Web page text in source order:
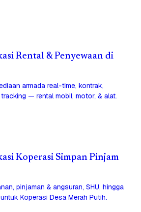
Rental & Penyewaan di
armada real-time, kontrak,
— rental mobil, motor, & alat.
Koperasi Simpan Pinjam
pinjaman & angsuran, SHU, hingga
Koperasi Desa Merah Putih.